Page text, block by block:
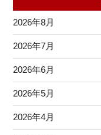
2026年8月
2026年7月
2026年6月
2026年5月
2026年4月